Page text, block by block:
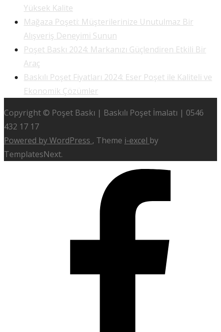
Yüksek Kalite
Mağaza Poşeti: Müşterilerinize Unutulmaz Bir
Alışveriş Deneyimi Sunun
Poşet Baskı 2024: Markanızı Güçlendiren Etkili Bir
Araç
Baskılı Poşet Fiyatları 2024: Eser Poşet ile Kaliteli ve
Ekonomik Çözümler
Copyright © Poşet Baskı | Baskılı Poşet İmalatı | 0546
432 17 17
Powered by WordPress , Theme i-excel by
TemplatesNext.